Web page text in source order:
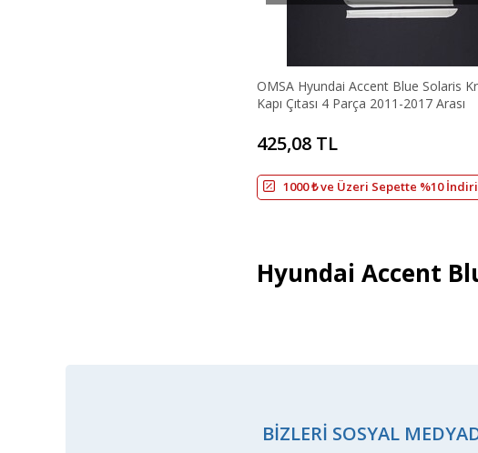
OMSA Hyundai Accent Blue Solaris
Kapı Çıtası 4 Parça 2011-2017 Arası
425,08 TL
1000 ₺ ve Üzeri Sepette %10
Hyundai Accent
BIZLERI SOSYAL